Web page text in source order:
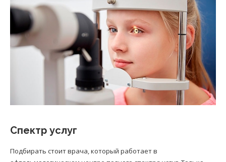
Спектр услуг
Подбирать стоит врача, который работает в